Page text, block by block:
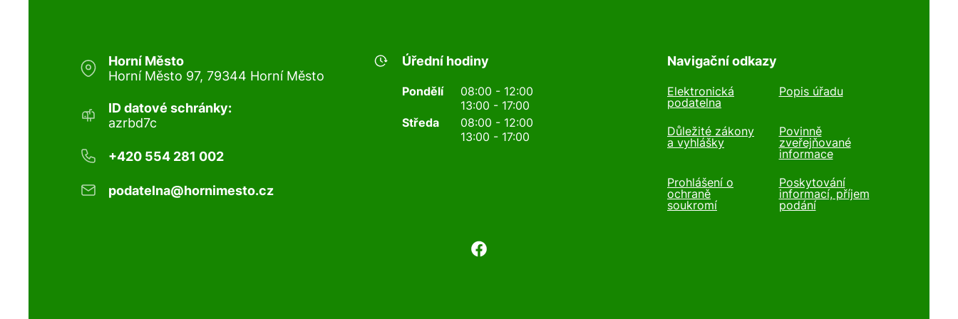
Horní Město
Horní Město 97, 79344 Horní Město
ID datové schránky:
azrbd7c
+420 554 281 002
podatelna@hornimesto.cz
Úřední hodiny
Pondělí
08:00 - 12:00
13:00 - 17:00
Středa
08:00 - 12:00
13:00 - 17:00
Navigační odkazy
Elektronická
podatelna
Popis úřadu
Důležité zákony
a vyhlášky
Povinně
zveřejňované
informace
Prohlášení o
ochraně
soukromí
Poskytování
informací, příjem
podání